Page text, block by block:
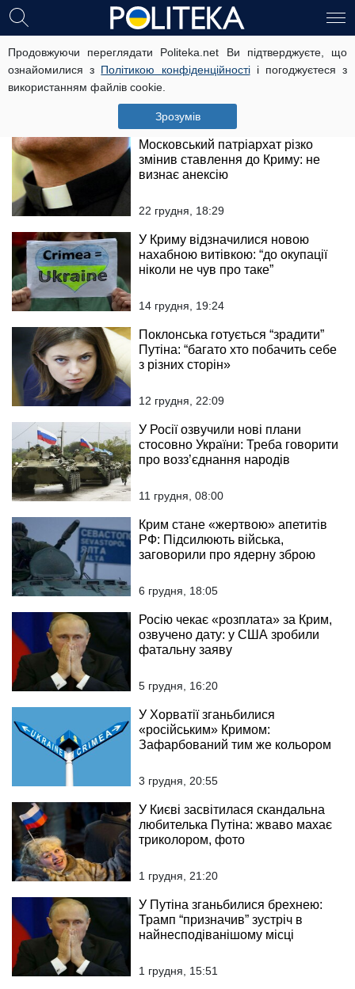
Продовжуючи переглядати Politeka.net Ви підтверджуєте, що
ознайомилися з Політикою конфіденційностіі погоджуєтеся з
використанням файлів cookie.
Зрозумів
Росіяни сказилися через рішення
ООН по Криму: “Це дикий
ведмідь-шатун”
23 грудня, 14:49
Московський патріархат різко
змінив ставлення до Криму: не
визнає анексію
22 грудня, 18:29
У Криму відзначилися новою
нахабною витівкою: “до окупації
ніколи не чув про таке”
14 грудня, 19:24
Поклонська готується “зрадити”
Путіна: “багато хто побачить себе
з різних сторін»
12 грудня, 22:09
У Росії озвучили нові плани
стосовно України: Треба говорити
про возз’єднання народів
11 грудня, 08:00
Крим стане «жертвою» апетитів
РФ: Підсилюють війська,
заговорили про ядерну зброю
6 грудня, 18:05
Росію чекає «розплата» за Крим,
озвучено дату: у США зробили
фатальну заяву
5 грудня, 16:20
У Хорватії зганьбилися
«російським» Кримом:
Зафарбований тим же кольором
3 грудня, 20:55
У Києві засвітилася скандальна
любителька Путіна: жваво махає
триколором, фото
1 грудня, 21:20
У Путіна зганьбилися брехнею:
Трамп “призначив” зустріч в
найнесподіванішому місці
1 грудня, 15:51